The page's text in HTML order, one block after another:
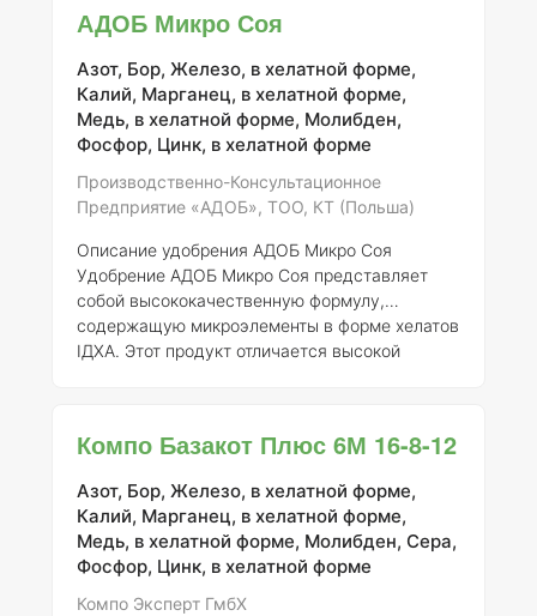
что позволяет ему эффективно удовлетворять
культур в питательных веществах. Все
компоненты препарата имеют отличную
растворимость в воде, что способствует их
быстрому усвоению растениями.Примене
АДОБ Микро Соя
Азот, Бор, Железо, в хелатной форме,
Калий, Марганец, в хелатной форме,
Медь, в хелатной форме, Молибден,
Фосфор, Цинк, в хелатной форме
Производственно-Консультационное
Предприятие «АДОБ», ТОО, КТ (Польша)
Описание удобрения АДОБ Микро Соя
Удобрение АДОБ Микро Соя представляет
собой высококачественную формулу,
содержащую микроэлементы в форме хелатов
ІДХА. Этот продукт отличается высокой
сельскохозяйственных культур, особенно
сбалансирован для обеспечения
оптимального питания растений, что
способствует их здоровому росту и развитию.
Все ингредиенты обладают высокой
растворимостью в воде, что по
Компо Базакот Плюс 6М 16-8-12
Азот, Бор, Железо, в хелатной форме,
Калий, Марганец, в хелатной форме,
Медь, в хелатной форме, Молибден, Сера,
Фосфор, Цинк, в хелатной форме
Компо Эксперт ГмбХ